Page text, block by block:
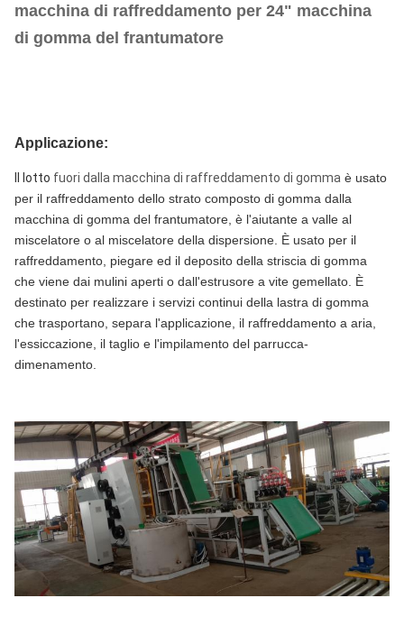
macchina di raffreddamento per 24" macchina
di gomma del frantumatore
Applicazione:
Il lotto fuori dalla macchina di raffreddamento di gomma è usato
per il raffreddamento dello strato composto di gomma dalla
macchina di gomma del frantumatore, è l'aiutante a valle al
miscelatore o al miscelatore della dispersione. È usato per il
raffreddamento, piegare ed il deposito della striscia di gomma
che viene dai mulini aperti o dall'estrusore a vite gemellato. È
destinato per realizzare i servizi continui della lastra di gomma
che trasportano, separa l'applicazione, il raffreddamento a aria,
l'essiccazione, il taglio e l'impilamento del parrucca-
dimenamento.